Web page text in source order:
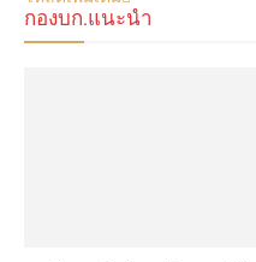
กองบก.แนะนำ